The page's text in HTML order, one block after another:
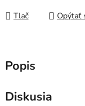
Tlač Opýtať
Popis
Diskusia